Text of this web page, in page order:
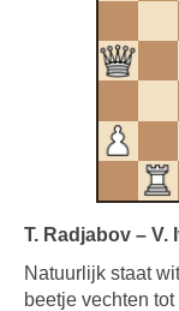
T. Radjabov – V.
Natuurlijk staat
beetje vechten